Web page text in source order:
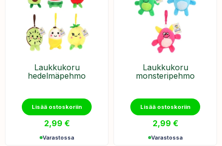
Laukkukoru
hedelmäpehmo
Lisää ostoskoriin
2,99 €
Varastossa
Laukkukoru
monsteripehmo
Lisää ostoskoriin
2,99 €
Varastossa